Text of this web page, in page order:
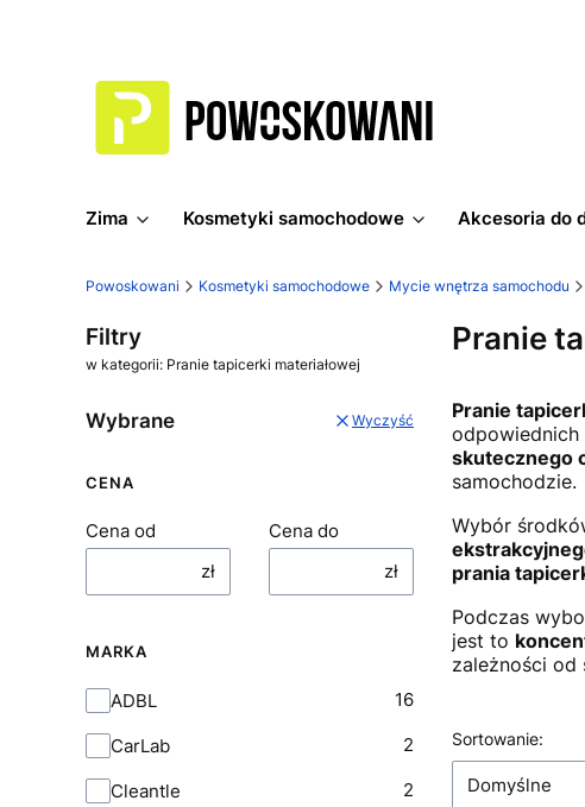
Zima Kosmetyki samochodowe Akcesoria do
Powoskowani Kosmetyki samochodowe Mycie wnętrza samochodu
Filtry
w kategorii: Pranie tapicerki materiałowej
Wybrane Wyczyść
CENA
Cena od
zł
Cena do
zł
MARKA
Marka
ADBL 16
CarLab 2
Cleantle 2
Pranie
Pranie
odpowiednich
skutecznego
samochodzie.
Wybór
prania
Podczas
jest to
zależności od
Lista
Sortowanie:
Domyślne